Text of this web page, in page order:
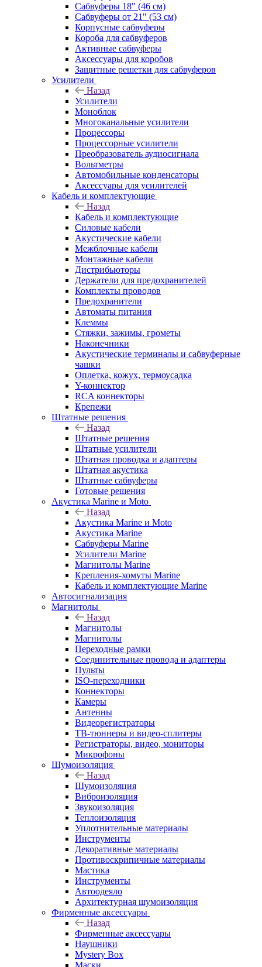
Сабвуферы 18" (46 см)
Сабвуферы от 21" (53 см)
Корпусные сабвуферы
Короба для сабвуферов
Активные сабвуферы
Аксессуары для коробов
Защитные решетки для сабвуферов
Усилители
Назад
Усилители
Моноблок
Многоканальные усилители
Процессоры
Процессорные усилители
Преобразователь аудиосигнала
Вольтметры
Автомобильные конденсаторы
Аксессуары для усилителей
Кабель и комплектующие
Назад
Кабель и комплектующие
Силовые кабели
Акустические кабели
Межблочные кабели
Монтажные кабели
Дистрибьюторы
Держатели для предохранителей
Комплекты проводов
Предохранители
Автоматы питания
Клеммы
Стяжки, зажимы, грометы
Наконечники
Акустические терминалы и сабвуферные
чашки
Оплетка, кожух, термоусадка
Y-коннектор
RCA коннекторы
Крепежи
Штатные решения
Назад
Штатные решения
Штатные усилители
Штатная проводка и адаптеры
Штатная акустика
Штатные сабвуферы
Готовые решения
Акустика Marine и Moto
Назад
Акустика Marine и Moto
Акустика Marine
Сабвуферы Marine
Усилители Marine
Магнитолы Marine
Крепления-хомуты Marine
Кабель и комплектующие Marine
Автосигнализация
Магнитолы
Назад
Магнитолы
Магнитолы
Переходные рамки
Соединительные провода и адаптеры
Пульты
ISO-переходники
Коннекторы
Камеры
Антенны
Видеорегистраторы
ТВ-тюннеры и видео-сплитеры
Регистраторы, видео, мониторы
Микрофоны
Шумоизоляция
Назад
Шумоизоляция
Виброизоляция
Звукоизоляция
Теплоизоляция
Уплотнительные материалы
Инструменты
Декоративные материалы
Противоскрипичные материалы
Мастика
Инструменты
Автоодеяло
Архитектурная шумоизоляция
Фирменные аксессуары
Назад
Фирменные аксессуары
Наушники
Mystery Box
Маски